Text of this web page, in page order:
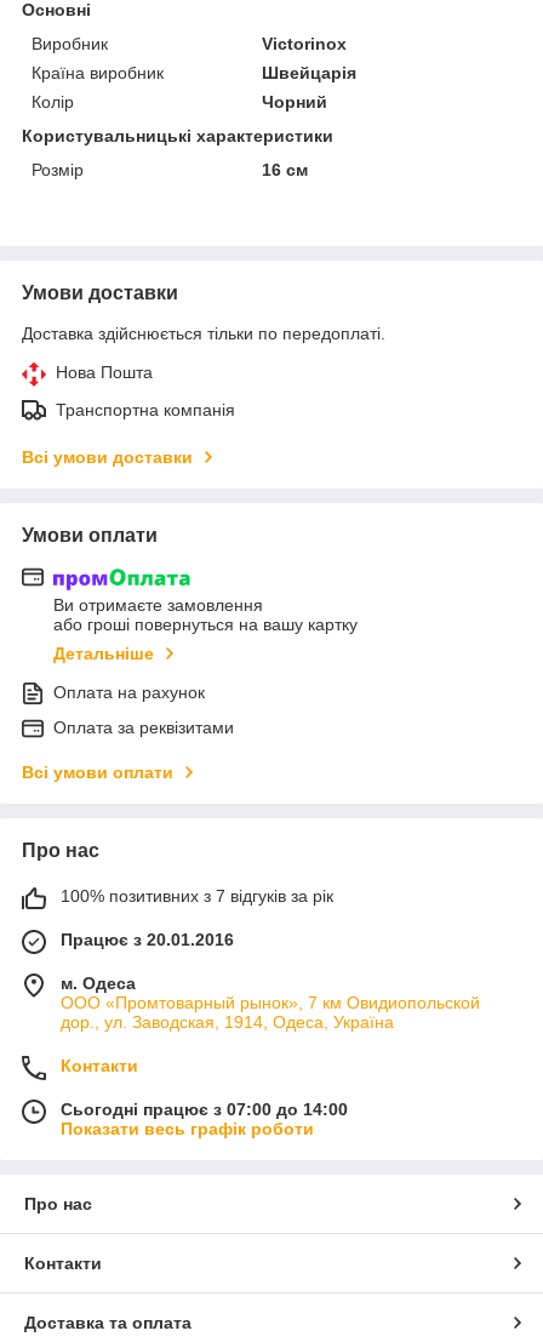
Основні
Виробник
Victorinox
Країна виробник
Швейцарія
Колір
Чорний
Користувальницькі характеристики
Розмір
16 см
Умови доставки
Доставка здійснюється тільки по передоплаті.
Нова Пошта
Транспортна компанія
Всі умови доставки
Умови оплати
Ви отримаєте замовлення
або гроші повернуться на вашу картку
Детальніше
Оплата на рахунок
Оплата за реквізитами
Всі умови оплати
Про нас
100% позитивних з 7 відгуків за рік
Працює з 20.01.2016
м. Одеса
ООО «Промтоварный рынок», 7 км Овидиопольской
дор., ул. Заводская, 1914, Одеса, Україна
Контакти
Сьогодні працює з 07:00 до 14:00
Показати весь графік роботи
Про нас
Контакти
Доставка та оплата